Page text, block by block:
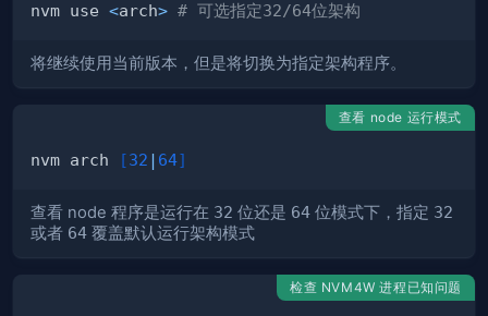
nvm use <arch> # 可选指定32/64位架构
将继续使用当前版本，但是将切换为指定架构程序。
查看 node 运行模式
nvm arch [32 | 64]
查看 node 程序是运行在 32 位还是 64 位模式下，指定 32
或者 64 覆盖默认运行架构模式
检查 NVM4W 进程已知问题